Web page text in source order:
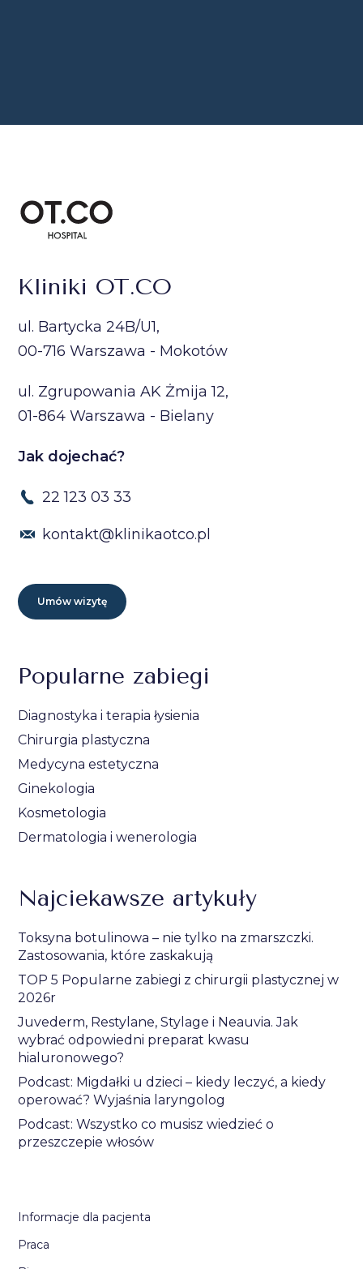
Kliniki OT.CO
ul. Bartycka 24B/U1,
00-716 Warszawa - Mokotów
ul. Zgrupowania AK Żmija 12,
01-864 Warszawa - Bielany
Jak dojechać?
22 123 03 33
kontakt@klinikaotco.pl
Umów wizytę
Popularne zabiegi
Diagnostyka i terapia łysienia
Chirurgia plastyczna
Medycyna estetyczna
Ginekologia
Kosmetologia
Dermatologia i wenerologia
Najciekawsze artykuły
Toksyna botulinowa – nie tylko na zmarszczki.
Zastosowania, które zaskakują
TOP 5 Popularne zabiegi z chirurgii plastycznej w
2026r
Juvederm, Restylane, Stylage i Neauvia. Jak
wybrać odpowiedni preparat kwasu
hialuronowego?
Podcast: Migdałki u dzieci – kiedy leczyć, a kiedy
operować? Wyjaśnia laryngolog
Podcast: Wszystko co musisz wiedzieć o
przeszczepie włosów
Informacje dla pacjenta
Praca